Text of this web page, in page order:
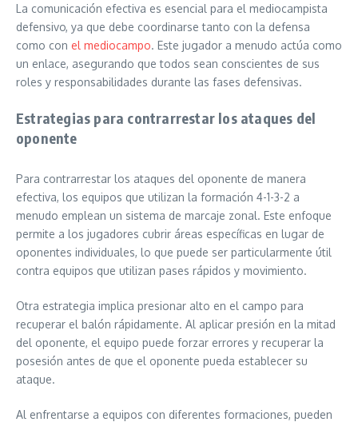
La comunicación efectiva es esencial para el mediocampista
defensivo, ya que debe coordinarse tanto con la defensa
como con el mediocampo. Este jugador a menudo actúa como
un enlace, asegurando que todos sean conscientes de sus
roles y responsabilidades durante las fases defensivas.
Estrategias para contrarrestar los ataques del
oponente
Para contrarrestar los ataques del oponente de manera
efectiva, los equipos que utilizan la formación 4-1-3-2 a
menudo emplean un sistema de marcaje zonal. Este enfoque
permite a los jugadores cubrir áreas específicas en lugar de
oponentes individuales, lo que puede ser particularmente útil
contra equipos que utilizan pases rápidos y movimiento.
Otra estrategia implica presionar alto en el campo para
recuperar el balón rápidamente. Al aplicar presión en la mitad
del oponente, el equipo puede forzar errores y recuperar la
posesión antes de que el oponente pueda establecer su
ataque.
Al enfrentarse a equipos con diferentes formaciones, pueden